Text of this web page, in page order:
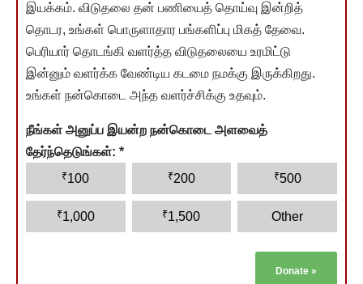
இயக்கம். விடுதலை தன் பணியைத் தொய்வு இன்றித்
தொடர, உங்கள் பொருளாதார பங்களிப்பு மிகத் தேவை.
பெரியார் தொடங்கி வளர்த்த விடுதலையை உரமிட்டு
இன்னும் வளர்க்க வேண்டிய கடமை நமக்கு இருக்கிறது.
உங்கள் நன்கொடை அந்த வளர்ச்சிக்கு உதவும்.
நீங்கள் அனுப்ப இயன்ற நன்கொடை அளவைத்
தேர்ந்தெடுங்கள்: *
₹100 ₹200 ₹500
₹1,000 ₹1,500 Other
Donate »